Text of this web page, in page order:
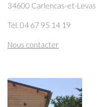
34600 Carlencas-et-Levas
Tél. 04 67 95 14 19
Nous contacter